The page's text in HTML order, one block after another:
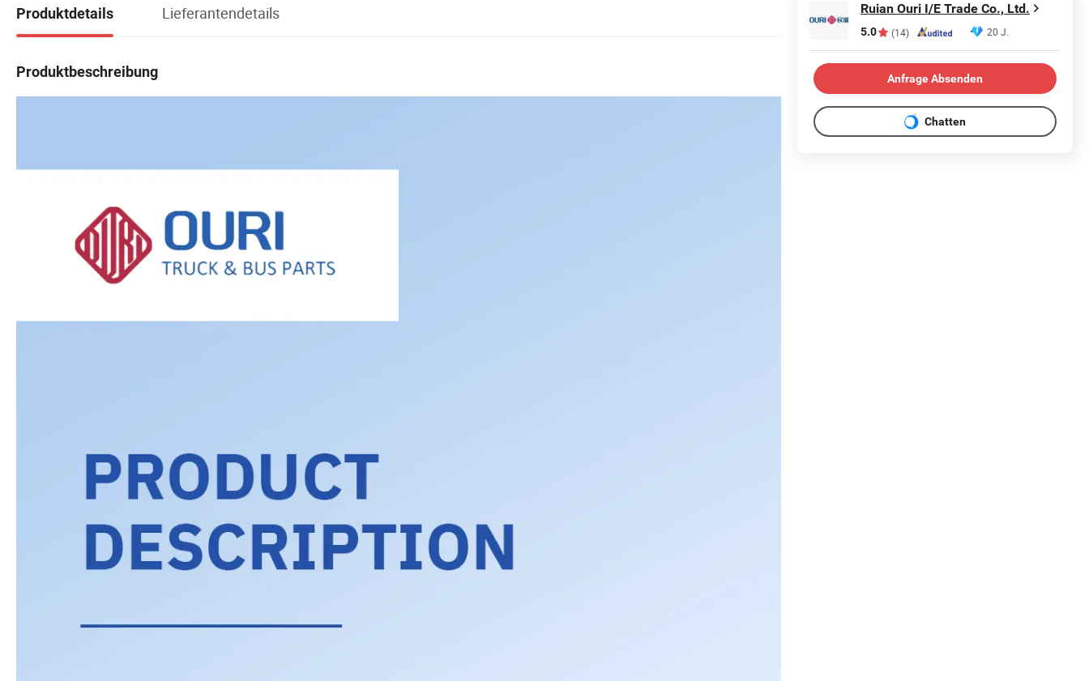
Produktdetails Lieferantendetails
Produktbeschreibung
Ruian Ouri I/E Trade Co., Ltd.
5.0 (14) 20 J.
Anfrage Absenden
Chatten